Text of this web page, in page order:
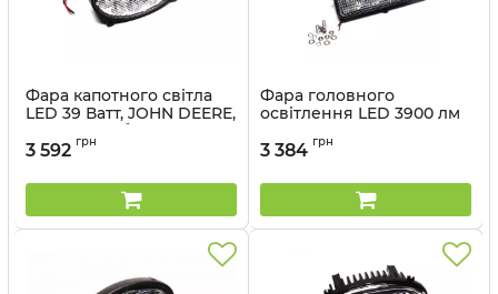
Фара капотного світла
LED 39 Ватт, JOHN DEERE,
трактори, обприскувачі
(58217-77) - Cametet
3 592 грн
Фара головного
освітлення LED 3900 лм
(58224-44) - Cametet
3 384 грн